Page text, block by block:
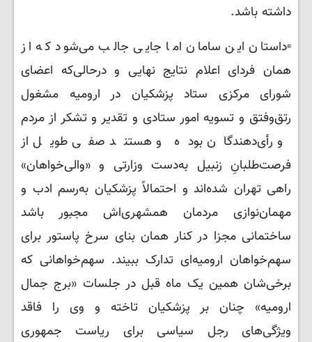
داشته باشد.
▫️داستان این سامان اما جایی جالب می‌شود که از
همان فردای اعلام نتایج نهایی و درحالی‌که اعضای
شورای مرکزی ستاد پزشکیان در ارومیه مشغول
رتق‌وفتق و تسویه امور ستادی و تقدیر و تشکر از مردم
و رأی‌دهندگان بوده و هستند صفی طویل از
فرصت‌طلبانِ زنبیل به‌دست وزارتی و «والی‌خواهان»
راهی تهران شده‌اند و احتمالاً پزشکیان به‌رسم ادب و
مهمان‌نوازی مردمان همشهری‌اش مجبور باشد
ساختمانی مجزا در کنار همان بنای سرخ پاستور برای
سهم‌خواهان ارومیه‌ای تدارک ببیند. سهم‌خواهانی که
برخی‌شان همین یک ماه قبل در جلسات «برج جمال
ارومیه» چنان بر پزشکیان تاخته و وی را فاقد
ویژگی‌های رجل سیاسی برای ریاست جمهوری